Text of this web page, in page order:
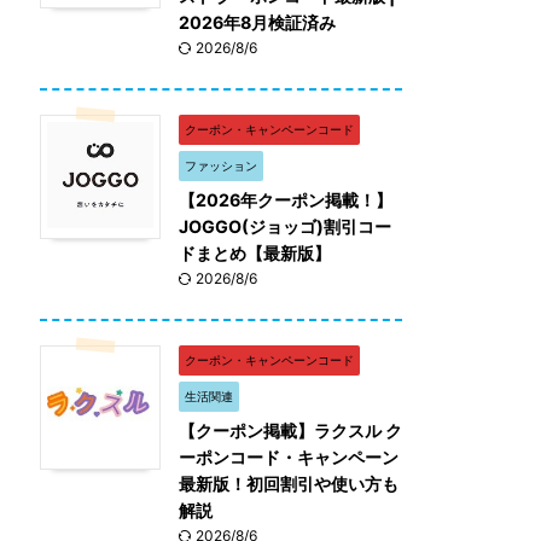
2026年8月検証済み
2026/8/6
クーポン・キャンペーンコード
ファッション
【2026年クーポン掲載！】
JOGGO(ジョッゴ)割引コー
ドまとめ【最新版】
2026/8/6
クーポン・キャンペーンコード
生活関連
【クーポン掲載】ラクスル ク
ーポンコード・キャンペーン
最新版！初回割引や使い方も
解説
2026/8/6